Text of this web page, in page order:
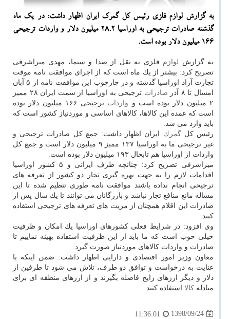
به گزارش لوازم فلزی رئیس كل گمرك ایران اظهار داشت: در یك ماه
گذشته صادرات ترجیحی به اوراسیا ۲۸.۲ میلیون دلار و واردات ترجیحی
۱۶۶ میلیون دلار بوده است.
به گزارش لوازم فلزی به نقل از صدا و سیما، مهدی میراشرفی
تصریح كرد: بیشتر از یك ماه است كه از اجرای موافقت نامه موقت
تجارت آزاد اوراسیا گذشته و در چارچوب این موافقت نامه از ۵ آبان
امسال تا ۸ آذر
صادرات
ترجیحی به اوراسیا از سمت ایران ۲۸ ممیز
۲ میلیون دلار بوده است و
واردات
ترجیحی ۱۶۶ میلیون دلار بوده
است كه عمده این كالاها، كالاهای اساسی و موردنیاز كشور است كه
باید وارد می شد.
رئیس كلگمرك ایران اظهار داشت: جمع كل صادرات ترجیحی و
غیر ترجیحی ما به اوراسیا ۱۳۷ ممیز ۹ میلیون دلار است و جمع كل
واردات از اوراسیا هم تابحال ۱۹۳ میلیون دلار بوده است.
میراشرفی تصریح كرد: چنانچه طرف ایرانی و ۵ كشور اوراسیا
اقدامات لازم را به جهت بهره گیری تجار دو كشور از تعرفه های
ترجیحی انجام نداده باشند موافقت نامه طوری تنظیم شده تا این
مساله مانع منافع تجار نباشد و بازرگانان می توانند تا یك سال پس از
صادرات این اقلام همچنان از مزیت های تعرفه های ترجیحی استفاده
كنند.
وی افزود: در شرایط فعلی كشورهای اوراسیا یك امكان و ظرفیت
خیلی خوب است كه ما باید از این ظرفیت استفاده بهینه نماییم تا
صادرات و واردات كالاهای موردنیاز صورت گیرد.
معاون وزیر امور اقتصادی و دارایی اظهار داشت: ضمن اینكه با
عنایت به درخواست و توافق دو طرف، تلاش می شود تا طرفین از
دلار و دیگر ارزهای رایج فاصله بگیرند و از ارزهای منطقه ای برای
مبادله كالا استفاده كنند.
1398/09/24
11:36:01